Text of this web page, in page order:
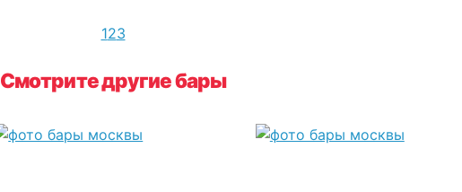
123
Смотрите другие бары